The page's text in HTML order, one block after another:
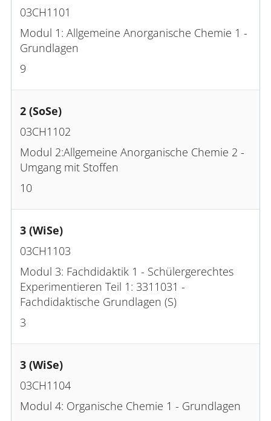
03CH1101
Modul 1: Allgemeine Anorganische Chemie 1 -
Grundlagen
9
2 (SoSe)
03CH1102
Modul 2:Allgemeine Anorganische Chemie 2 -
Umgang mit Stoffen
10
3 (WiSe)
03CH1103
Modul 3: Fachdidaktik 1 - Schülergerechtes
Experimentieren Teil 1: 3311031 -
Fachdidaktische Grundlagen (S)
3
3 (WiSe)
03CH1104
Modul 4: Organische Chemie 1 - Grundlagen